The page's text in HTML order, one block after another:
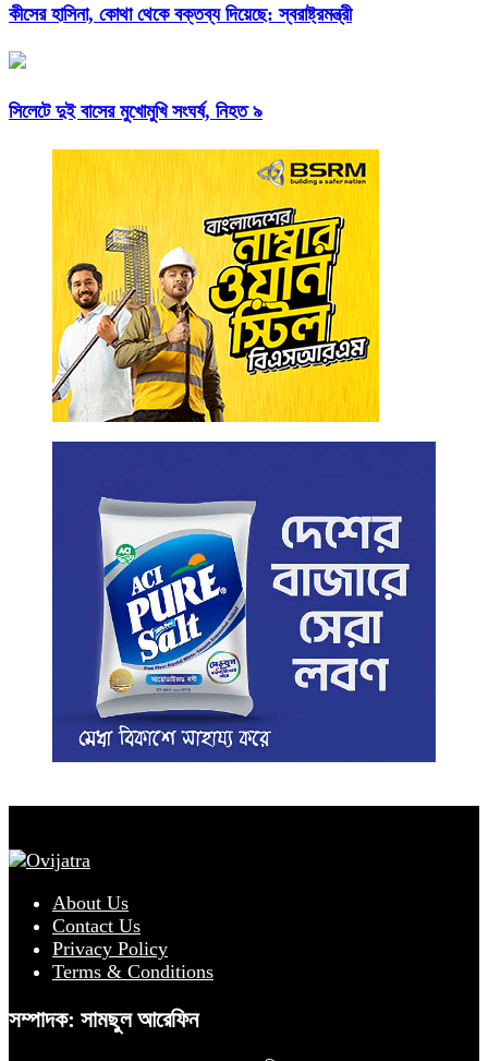
কীসের হাসিনা, কোথা থেকে বক্তব্য দিয়েছে: স্বরাষ্ট্রমন্ত্রী
সিলেটে দুই বাসের মুখোমুখি সংঘর্ষ, নিহত ৯
About Us
Contact Us
Privacy Policy
Terms & Conditions
সম্পাদক: সামছুল আরেফিন